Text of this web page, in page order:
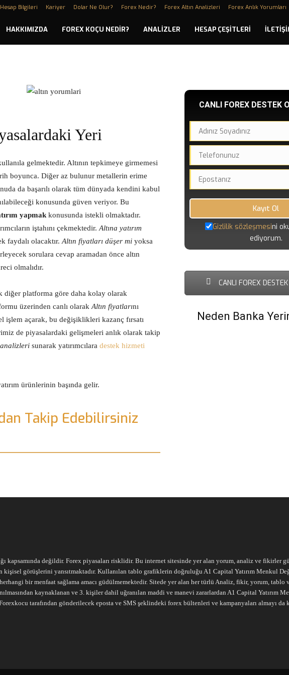
Bilgileri Kariyer Dolar Ne Olur? Forex Nedir? Forex Altın Analizleri Forex Anlık Yorumları
HAKKIMIZDA FOREX KOÇU NEDIR? ANALIZLER HESAP ÇEŞITLERI
Yeri
gelmektedir. Altının tepkimeye girmemesi
boyunca. Diğer az bulunur metallerin erime
da başarılı olarak tüm dünyada kendini kabul
konusunda güven veriyor. Bu
yapmak konusunda istekli olmaktadır.
iştahını çekmektedir. Altına yatırım
faydalı olacaktır. Altın fiyatları düşer mi yoksa
sorulara cevap aramadan önce altın
olmalıdır.
diğer platforma göre daha kolay olarak
üzerinden canlı olarak Altın fiyatlarını
işlem açarak, bu değişiklikleri kazanç fırsatı
de piyasalardaki gelişmeleri anlık olarak takip
sunarak yatırımcılara destek hizmeti
ürünlerinin başında gelir.
Takip Edebilirsiniz
CANLI FOREX DESTEK
Gizlilik sözleşmesini
ediyorum.
CANLI FOREX
Neden Banka
kapsamında değildir. Forex piyasaları risklidir. Bu internet sitesinde yer alan yorum, analiz ve fikirler
görüşlerini yansıtmaktadır. Kullanılan tablo grafiklerin doğruluğu A1 Capital Yatırım Menkul
bir menfaat sağlama amacı güdülmemektedir. Sitede yer alan her türlü Analiz, fikir, yorum, tablo
kaynaklanan ve 3. kişiler dahil uğranılan maddi ve manevi zararlardan A1 Capital Yatırım
tarafından gönderilecek eposta ve SMS şeklindeki forex bültenleri ve kampanyaları almayı da